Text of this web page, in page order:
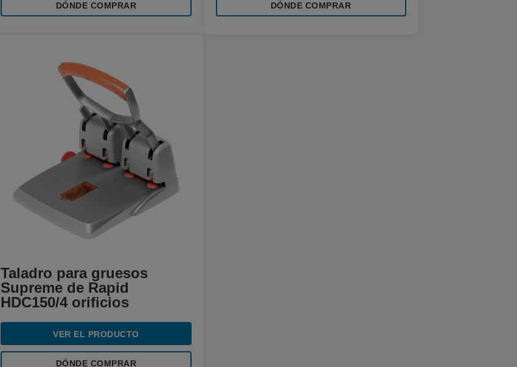
DÓNDE COMPRAR DÓNDE COMPRAR
Taladro para gruesos
Supreme de Rapid
HDC150/4 orificios
VER EL PRODUCTO
DÓNDE COMPRAR